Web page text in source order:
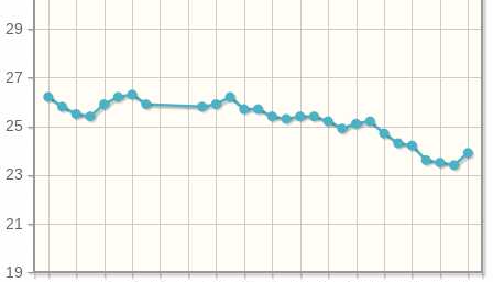
19
21
23
25
27
29